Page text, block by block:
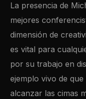
La presencia de
mejores
dimensión de
es vital para
por su trabajo en
ejemplo vivo de
alcanzar las cimas